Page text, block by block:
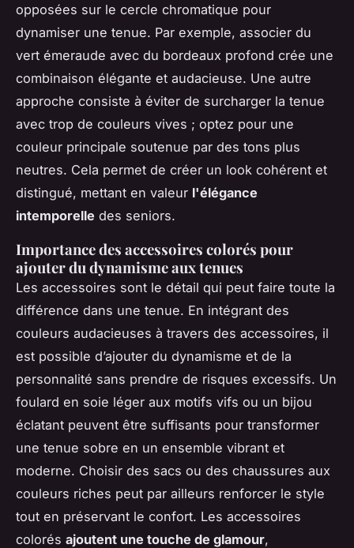
opposées sur le cercle chromatique pour
dynamiser une tenue. Par exemple, associer du
vert émeraude avec du bordeaux profond crée une
combinaison élégante et audacieuse. Une autre
approche consiste à éviter de surcharger la tenue
avec trop de couleurs vives ; optez pour une
couleur principale soutenue par des tons plus
neutres. Cela permet de créer un look cohérent et
distingué, mettant en valeur l'élégance
intemporelle des seniors.
Importance des accessoires colorés pour
ajouter du dynamisme aux tenues
Les accessoires sont le détail qui peut faire toute la
différence dans une tenue. En intégrant des
couleurs audacieuses à travers des accessoires, il
est possible d’ajouter du dynamisme et de la
personnalité sans prendre de risques excessifs. Un
foulard en soie léger aux motifs vifs ou un bijou
éclatant peuvent être suffisants pour transformer
une tenue sobre en un ensemble vibrant et
moderne. Choisir des sacs ou des chaussures aux
couleurs riches peut par ailleurs renforcer le style
tout en préservant le confort. Les accessoires
colorés ajoutent une touche de glamour,